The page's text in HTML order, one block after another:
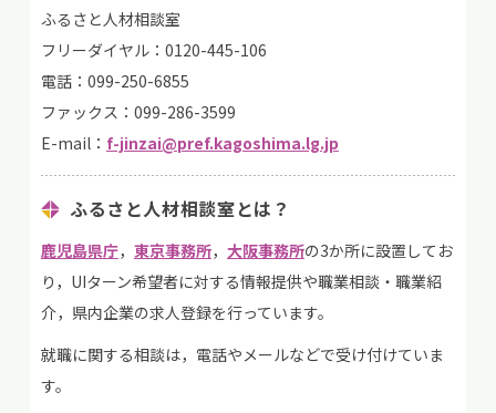
ふるさと人材相談室
フリーダイヤル：0120-445-106
電話：099-250-6855
ファックス：099-286-3599
E-mail： f-jinzai@pref.kagoshima.lg.jp
ふるさと人材相談室とは？
鹿児島県庁， 東京事務所， 大阪事務所の3か所に設置してお
り，UIターン希望者に対する情報提供や職業相談・職業紹
介，県内企業の求人登録を行っています。
就職に関する相談は，電話やメールなどで受け付けていま
す。